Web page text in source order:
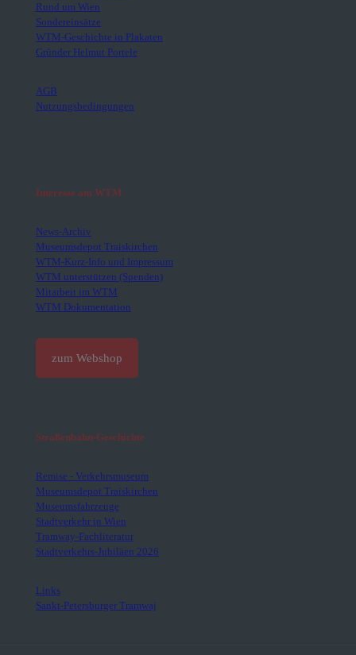
Rund um Wien
Sondereinsätze
WTM-Geschichte in Plakaten
Gründer Helmut Portele
AGB
Nutzungsbedingungen
Interesse am WTM
News-Archiv
Museumsdepot Traiskirchen
WTM-Kurz-Info und Impressum
WTM unterstützen (Spenden)
Mitarbeit im WTM
WTM Dokumentation
zum Webshop
Straßenbahn-Geschichte
Remise - Verkehrsmuseum
Museumsdepot Traiskirchen
Museumsfahrzeuge
Stadtverkehr in Wien
Tramway-Fachliteratur
Stadtverkehrs-Jubiläen 2026
Links
Sankt-Petersburger Tramwaj